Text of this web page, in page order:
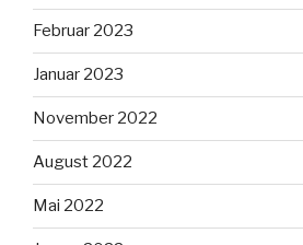
Februar 2023
Januar 2023
November 2022
August 2022
Mai 2022